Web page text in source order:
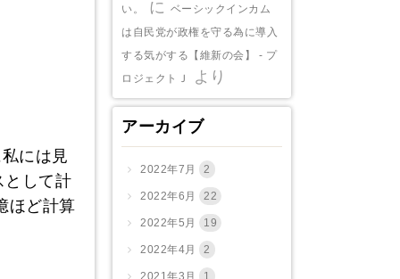
には見
として計
ほど計算
い。
に ベーシックインカム
は自民党が政権を守る為に導入
する気がする【維新の会】 - プ
ロジェクトＪ
より
アーカイブ
2022年7月 2
2022年6月 22
2022年5月 19
2022年4月 2
2021年3月 1